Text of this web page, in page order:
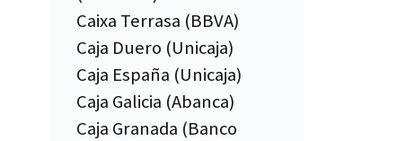
Caixa Terrasa (BBVA)
Caja Duero (Unicaja)
Caja España (Unicaja)
Caja Galicia (Abanca)
Caja Granada (Banco